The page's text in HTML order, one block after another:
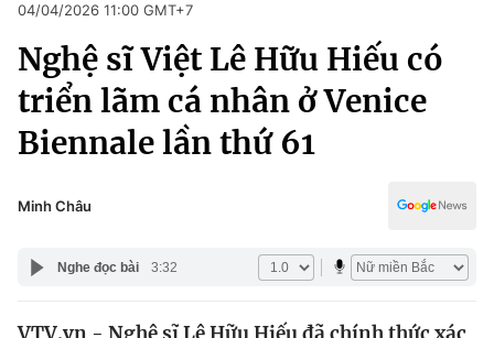
Chuyên mục
Chính trị
Xã hội
Pháp luật
Y tế
Pháp luật
Kinh tế
Thể thao
Truyền hình
Văn hóa - Giải trí
04/04/2026 11:00 GMT+7
Nghệ sĩ Việt Lê Hữu Hiếu có
triển lãm cá nhân ở Venice
Biennale lần thứ 61
Minh Châu
Nghe đọc bài 3:32